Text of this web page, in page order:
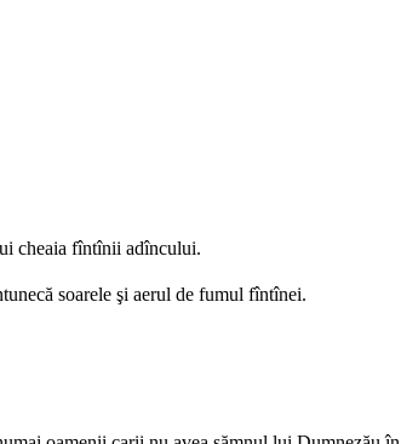
cheaia fîntînii adîncului.
soarele şi aerul de fumul fîntînei.